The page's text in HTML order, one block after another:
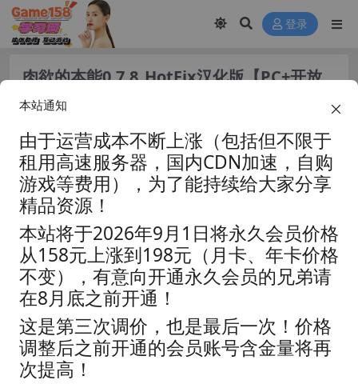
登录
肉欲的本能0.7.8_HotFix汉化版【PC+开放
世界ACT/大作/UE5超高画质/扶她+超级存
档】/Carnal Instinct【7.3G】
资源分类:☆动作冒险☆
浏览热度: (65.0K)
发布时间: 2026-06-22
最近更新: 2026-06-22
玩家评分: 9.0
本站通知
由于运营成本不断上涨（包括但不限于
租用高速服务器，国内CDN加速，自购
游戏等费用），为了能持续给大家分享
精品资源！
本站将于2026年9月1日将永久会员价格
从158元上涨到198元（月卡、年卡价格
不变），有意向开通永久会员的兄弟请
在8月底之前开通！
这是第三次调价，也是最后一次！价格
调整后之前开通的会员账号含金量将再
次提高！